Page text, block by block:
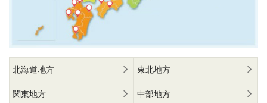
北海道地方 東北地方
関東地方 中部地方